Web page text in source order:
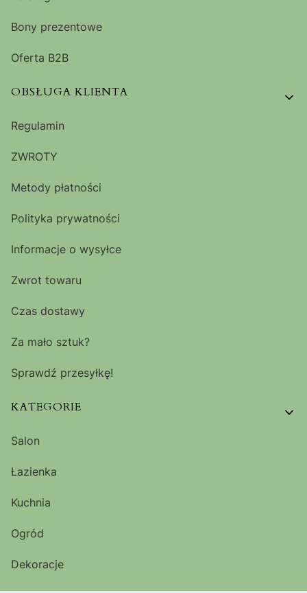
Bony prezentowe
Oferta B2B
OBSŁUGA KLIENTA
Regulamin
ZWROTY
Metody płatności
Polityka prywatności
Informacje o wysyłce
Zwrot towaru
Czas dostawy
Za mało sztuk?
Sprawdź przesyłkę!
KATEGORIE
Salon
Łazienka
Kuchnia
Ogród
Dekoracje